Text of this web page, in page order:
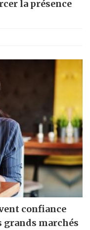
la présence
confiance
grands marchés